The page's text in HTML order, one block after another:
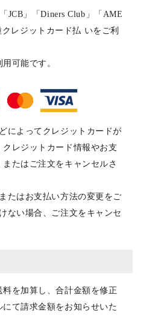
JCB」「Diners Club」「AME
レジットカード払 いをご利
可能です。
によってクレジットカードが
レジットカード情報やお支
たはご注文をキャンセルさ
たはお支払い方法の変更をご
ない場合、ご注文をキャンセ
を加算し、合計金額を修正
て請求金額をお知らせいた